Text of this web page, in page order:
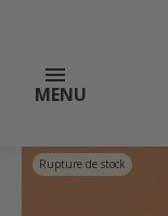
MENU
Rupture de stock